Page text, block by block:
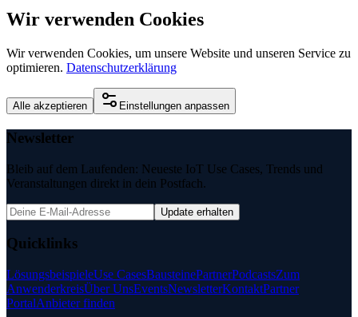
Wir verwenden Cookies
Wir verwenden Cookies, um unsere Website und unseren Service zu
optimieren. Datenschutzerklärung
Alle akzeptieren Einstellungen anpassen
Newsletter
Bleib auf dem Laufenden: Neueste IoT Use Cases, Trends und
Veranstaltungen direkt in dein Postfach.
Update erhalten
Quicklinks
LösungsbeispieleUse CasesBausteinePartnerPodcastsZum
AnwenderkreisÜber UnsEventsNewsletterKontaktPartner
PortalAnbieter finden